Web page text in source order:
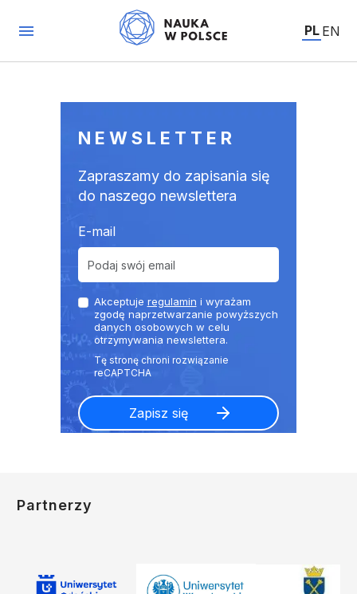
PL EN
NEWSLETTER
Zapraszamy do zapisania się
do naszego newslettera
E-mail
Akceptuje regulamin i wyrażam
zgodę naprzetwarzanie powyższych
danych osobowych w celu
otrzymywania newslettera.
Partnerzy